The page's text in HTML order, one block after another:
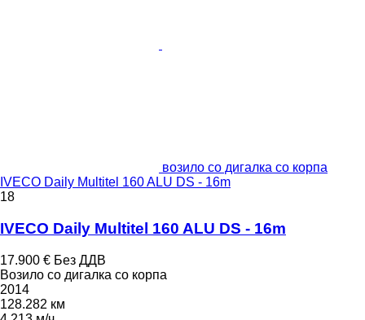
возило со дигалка со корпа
IVECO Daily Multitel 160 ALU DS - 16m
18
IVECO Daily Multitel 160 ALU DS - 16m
17.900 € Без ДДВ
Возило со дигалка со корпа
2014
128.282 км